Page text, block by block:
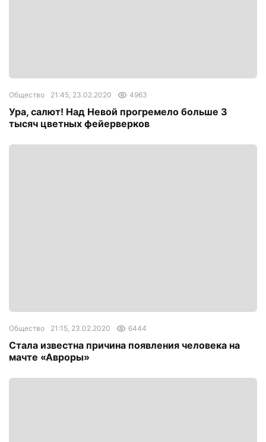
Общество 21:45, 23.02.2020 4963
Ура, салют! Над Невой прогремело больше 3
тысяч цветных фейерверков
Общество 21:15, 23.02.2020 6444
Стала известна причина появления человека на
мачте «Авроры»